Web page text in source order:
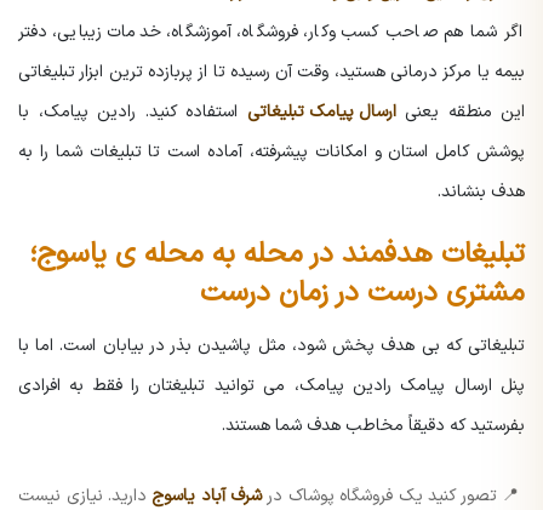
اگر شما هم صاحب کسب وکار، فروشگاه، آموزشگاه، خدمات زیبایی، دفتر
بیمه یا مرکز درمانی هستید، وقت آن رسیده تا از پربازده ترین ابزار تبلیغاتی
این منطقه یعنیارسال پیامک تبلیغاتی استفاده کنید. رادین پیامک، با
پوشش کامل استان و امکانات پیشرفته، آماده است تا تبلیغات شما را به
هدف بنشاند.
تبلیغات هدفمند در محله به محله ی یاسوج؛
مشتری درست در زمان درست
تبلیغاتی که بی هدف پخش شود، مثل پاشیدن بذر در بیابان است. اما با
پنل ارسال پیامک رادین پیامک، می توانید تبلیغتان را فقط به افرادی
بفرستید که دقیقاً مخاطب هدف شما هستند.
📍 تصور کنید یک فروشگاه پوشاک درشرف آباد یاسوج دارید. نیازی نیست